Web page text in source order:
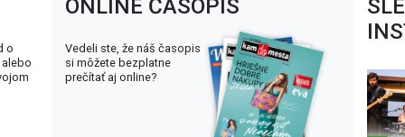
o
ONLINE ČASOPIS
Vedeli ste, že náš časopis
si môžete bezplatne
prečítať aj online?